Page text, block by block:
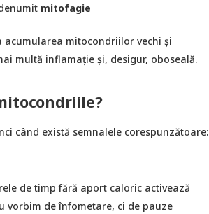
mitofagie
acumularea mitocondriilor vechi și
multă inflamație şi, desigur, oboseală.
când există semnalele corespunzătoare:
de timp fără aport caloric activează
vorbim de înfometare, ci de pauze